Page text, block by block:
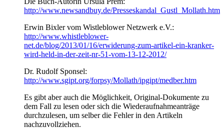
http://www.newsandbuy.de/Presseskandal_Gustl_Mollath.htm
Erwin Bixler vom Wistleblower Netzwerk e.V.:
http://www.whistleblower-
net.de/blog/2013/01/16/erwiderung-zum-artikel-ein-kranker-
wird-held-in-der-zeit-nr-51-vom-13-12-2012/
Dr. Rudolf Sponsel:
http://www.sgipt.org/forpsy/Mollath/ipgipt/medber.htm
Es gibt aber auch die Möglichkeit, Original-Dokumente zu
dem Fall zu lesen oder sich die Wiederaufnahmeanträge
durchzulesen, um selber die Fehler in den Artikeln
nachzuvollziehen.